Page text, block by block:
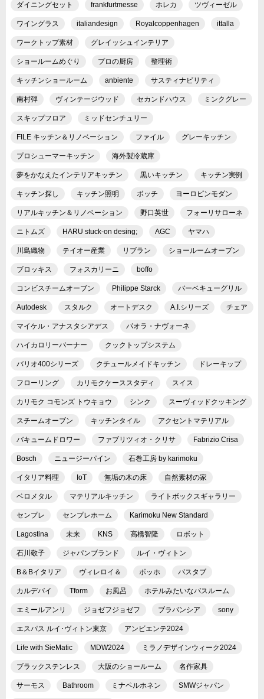
ダイニングセット frankfurtmesse ホレカ ツヴィーゼル
ワイングラス italiandesign Royalcoppenhagen ittalla
ワークトップ素材 グレイッシュインテリア
ショールームめぐり プロの厨房 整理術
キッチンショールーム anbiente サスティナビリティ
南村弾 ヴィンテージウッド セカンドハウス ミンクグレー
スキップフロア ミッドセンチュリー
FILE キッチン＆リノベーション ファイル グレーキッチン
プロシューマーキッチン 海外製冷蔵庫
夢をかなえたインテリアキッチン 黒いキッチン キッチン実例
キッチン探し キッチン照明 ボッチ ヨーロピンモダン
リアルキッチン＆リノベーション 野口英世 フォーリサローネ
ニトムズ HARU stuck-on desing; AGC ヤマハ
川島織物 テイオー産業 リブラン ショールームオープン
ブロッキス フォスカリーニ boffo
コンビスチームオーブン Philippe Starck バーベキューグリル
Autodesk スタルク オートデスク A.I.シリーズ チェア
マイケル・アナスタシアデス パオラ・ナヴォーネ
ハイカロリーバーナー クックトップシステム
バリオ400シリーズ クチュールメイドキッチン ドレーキップ
フローリング カリモクケーススタディ スイス
カリモク コモンズ トウキョウ シンク スーヴィッドクッキング
スチームオーブン キッチンタイル アクセントマテリアル
バキュームドロワー ファブリツィオ・クリサ Fabrizio Crisa
Bosch ニュージーパイン 石巻工房 by karimoku
イタリア料理 IoT 無垢の木の床 自然素材の家
ベロメタル マテリアルキッチン ライトボックスギャラリー
センプレ センプレホーム Karimoku New Standard
Lagostina 未来 KNS 高橋智隆 ロボット
石川敬子 ジャパンブランド ルイ・ヴィトン
B＆Bイタリア ヴィレロイ＆ ボッホ バスタブ
カルデバイ Tform お風呂 ホテルみたいなバスルーム
エミールアンリ ジョゼフジョゼフ ブラバンシア sony
エスパス ルイ･ヴィトン東京 アンビエンテ2024
Life with SieMatic MDW2024 ミラノデザインウィーク2024
ブラックステンレス 大阪のショールーム 名作家具
サーモス Bathroom ミナペルホネン SMWジャパン